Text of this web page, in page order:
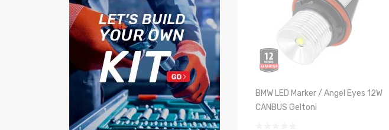
BMW LED Marker / Angel Eyes 12W
CANBUS Geltoni